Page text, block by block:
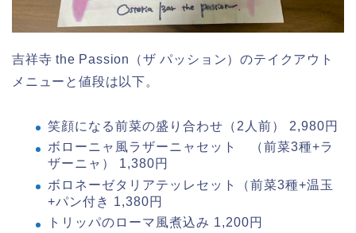
吉祥寺 the Passion（ザ パッション）のテイクアウト
メニューと値段は以下。
笑顔になる前菜の盛り合わせ（2人前） 2,980円
ボローニャ風ラザーニャセット （前菜3種+ラ
ザーニャ） 1,380円
ボロネーゼタリアテッレセット（前菜3種+温玉
+パン付き 1,380円
トリッパのローマ風煮込み 1,200円